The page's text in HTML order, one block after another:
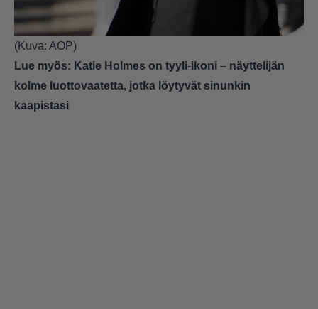
(Kuva: AOP)
Lue myös: Katie Holmes on tyyli-ikoni – näyttelijän
kolme luottovaatetta, jotka löytyvät sinunkin
kaapistasi